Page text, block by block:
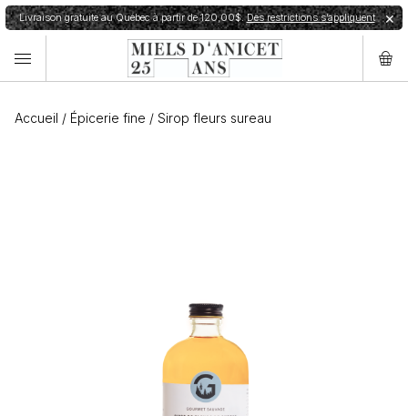
✕
Livraison gratuite au Québec à partir de 120,00$.Des restrictions s’appliquent
Accueil / Épicerie fine / Sirop fleurs sureau